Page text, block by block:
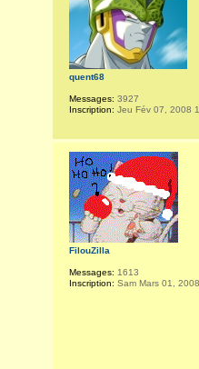
quent68
Messages: 3927
Inscription: Jeu Fév 07, 2008
FilouZilla
Messages: 1613
Inscription: Sam Mars 01,